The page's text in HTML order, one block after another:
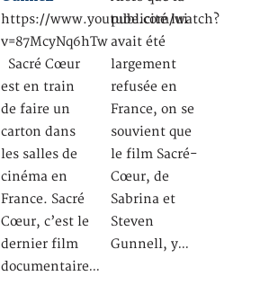
https://www.youtube.com/watch?
v=87McyNq6hTw
Sacré Cœur
est en train
de faire un
carton dans
les salles de
cinéma en
France. Sacré
Cœur, c’est le
dernier film
documentaire…
publicité lui
avait été
largement
refusée en
France, on se
souvient que
le film Sacré-
Cœur, de
Sabrina et
Steven
Gunnell, y…